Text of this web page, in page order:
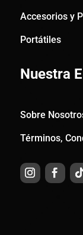
Accesorios y
Portátiles
Nuestra
Sobre
Términos,